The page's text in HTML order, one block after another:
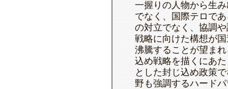
一握りの人物から生
でなく、国際テロで
の対立でなく、協調
戦略に向けた構想が
沸騰することが望ま
込め戦略を描くにあ
とした封じ込め政策
野も強調するハード